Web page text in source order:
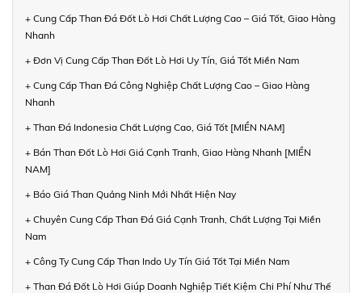
+ Cung Cấp Than Đá Đốt Lò Hơi Chất Lượng Cao – Giá Tốt, Giao Hàng
Nhanh
+ Đơn Vị Cung Cấp Than Đốt Lò Hơi Uy Tín, Giá Tốt Miền Nam
+ Cung Cấp Than Đá Công Nghiệp Chất Lượng Cao – Giao Hàng
Nhanh
+ Than Đá Indonesia Chất Lượng Cao, Giá Tốt [MIỀN NAM]
+ Bán Than Đốt Lò Hơi Giá Cạnh Tranh, Giao Hàng Nhanh [MIỀN
NAM]
+ Báo Giá Than Quảng Ninh Mới Nhất Hiện Nay
+ Chuyên Cung Cấp Than Đá Giá Cạnh Tranh, Chất Lượng Tại Miền
Nam
+ Công Ty Cung Cấp Than Indo Uy Tín Giá Tốt Tại Miền Nam
+ Than Đá Đốt Lò Hơi Giúp Doanh Nghiệp Tiết Kiệm Chi Phí Như Thế